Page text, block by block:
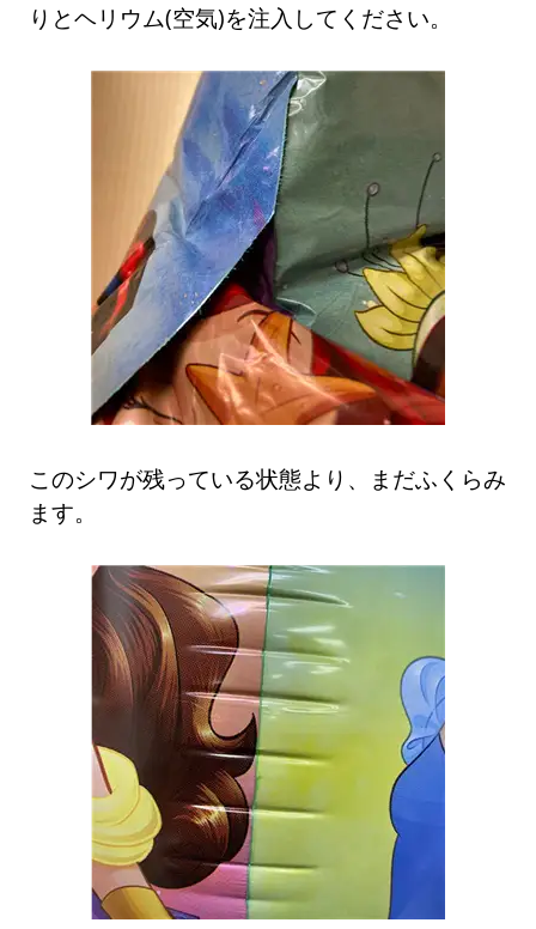
りとヘリウム(空気)を注入してください。
このシワが残っている状態より、まだふくらみ
ます。